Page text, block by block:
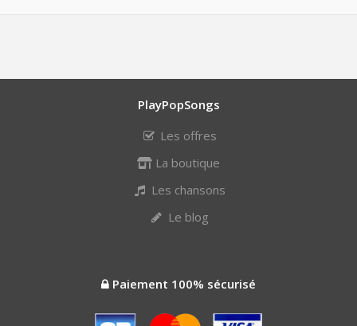
PlayPopSongs
Les offres
La boutique
Les chansons
Le blog
Paiement 100% sécurisé